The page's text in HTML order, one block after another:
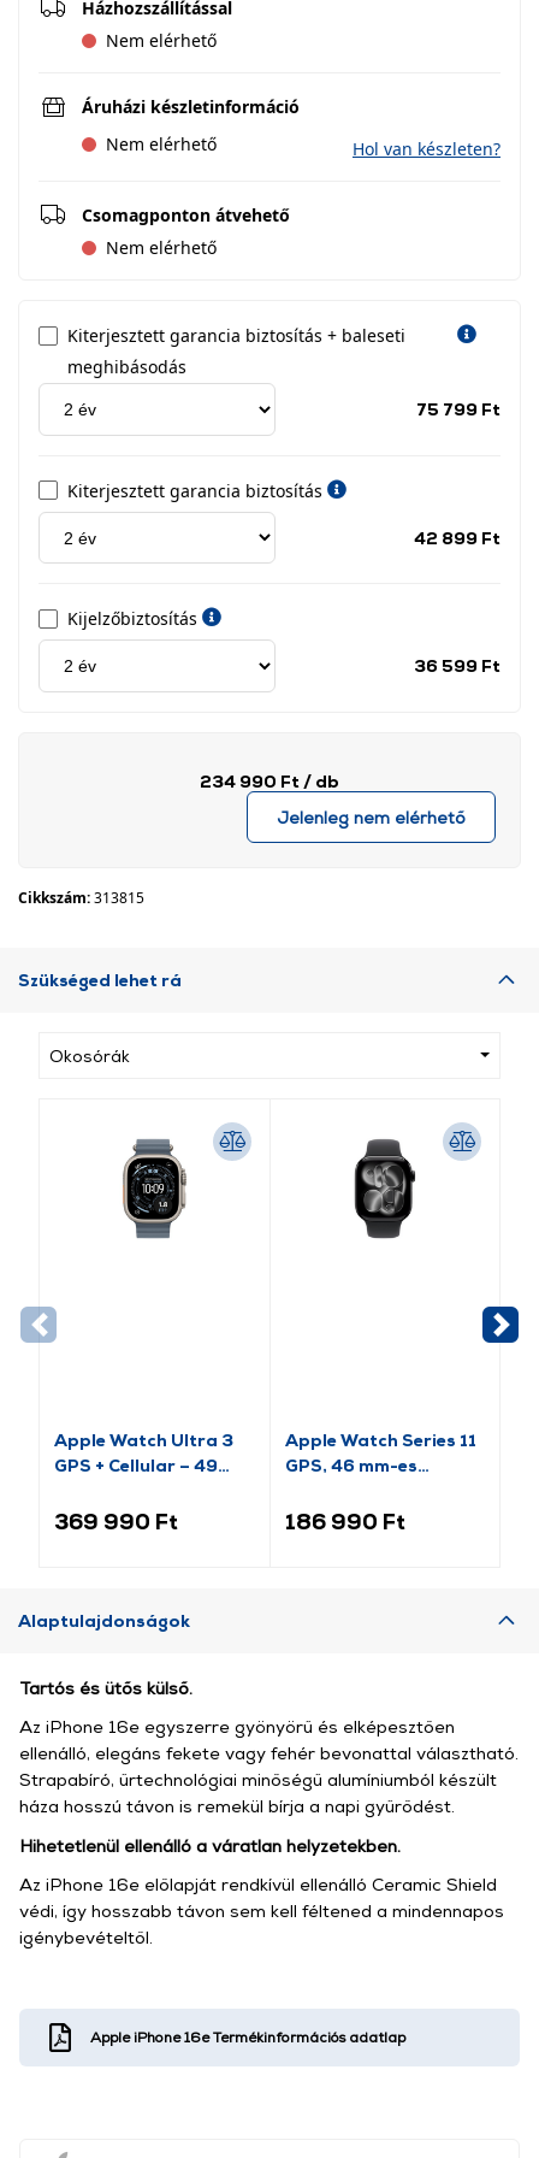
Házhozszállítással
Nem elérhető
Áruházi készletinformáció
Nem elérhető
Hol van készleten?
Csomagponton átvehető
Nem elérhető
Kiterjesztett garancia biztosítás + baleseti
meghibásodás
75 799 Ft
Kiterjesztett garancia biztosítás
42 899 Ft
Kijelzőbiztosítás
36 599 Ft
234 990 Ft / db
Jelenleg nem elérhető
Cikkszám:313815
Szükséged lehet rá
Okosórák
Apple Watch Ultra 3
GPS + Cellular – 49
acélkék óceán szíj
369 990 Ft
Apple Watch Series 11
GPS, 46 mm-es
alumíniumtok, fekete
186 990 Ft
Alaptulajdonságok
Tartós és ütős külső.
Az iPhone 16e egyszerre gyönyörű és elképesztően
ellenálló, elegáns fekete vagy fehér bevonattal választható.
Strapabíró, űrtechnológiai minőségű alumíniumból készült
háza hosszú távon is remekül bírja a napi gyűrődést.
Hihetetlenül ellenálló a váratlan helyzetekben.
Az iPhone 16e előlapját rendkívül ellenálló Ceramic Shield
védi, így hosszabb távon sem kell féltened a minden­napos
igénybe­vételtől.
Apple iPhone 16e Termékinformációs adatlap